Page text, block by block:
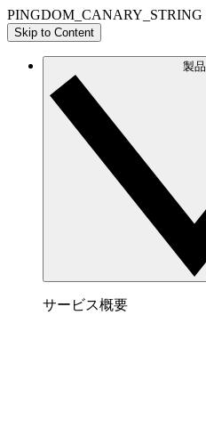
PINGDOM_CANARY_STRING
Skip to Content
製品
サービス概要